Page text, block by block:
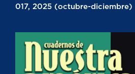
017, 2025 (octubre-diciembre)